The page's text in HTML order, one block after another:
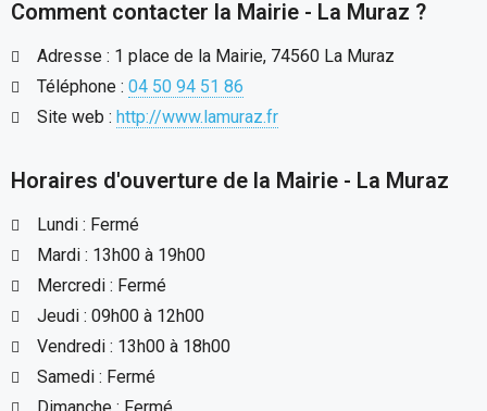
Comment contacter la Mairie - La Muraz ?
Adresse : 1 place de la Mairie, 74560 La Muraz
Téléphone : 04 50 94 51 86
Site web : http://www.lamuraz.fr
Horaires d'ouverture de la Mairie - La Muraz
Lundi : Fermé
Mardi : 13h00 à 19h00
Mercredi : Fermé
Jeudi : 09h00 à 12h00
Vendredi : 13h00 à 18h00
Samedi : Fermé